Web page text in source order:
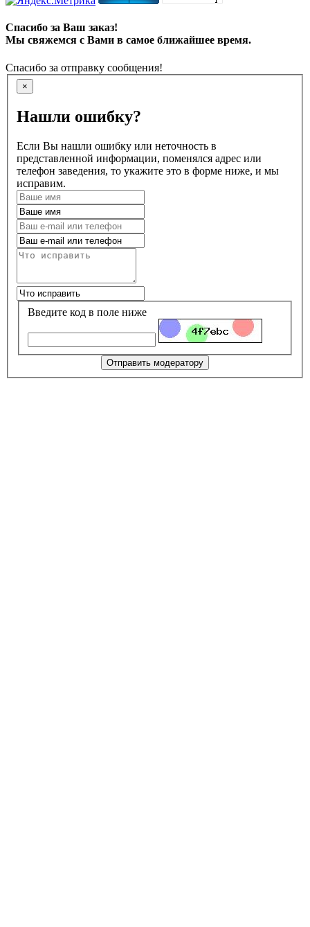
Спасибо за Ваш заказ!
Мы свяжемся с Вами в самое ближайшее время.
Спасибо за отправку сообщения!
×
Нашли ошибку?
Если Вы нашли ошибку или неточность в
представленной информации, поменялся адрес или
телефон заведения, то укажите это в форме ниже, и мы
исправим.
Введите код в поле ниже
Отправить модератору